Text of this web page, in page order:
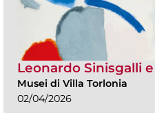
Leonardo Sinisgalli
Musei di Villa Torlonia
02/04/2026